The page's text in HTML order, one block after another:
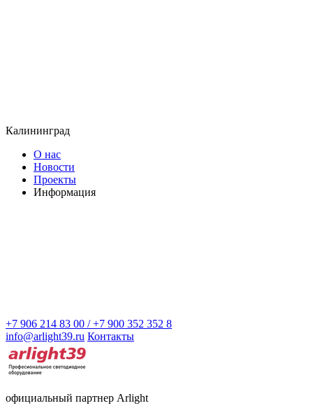
Калининград
О нас
Новости
Проекты
Информация
+7 906 214 83 00 / +7 900 352 352 8
info@arlight39.ru Контакты
официальный партнер Arlight